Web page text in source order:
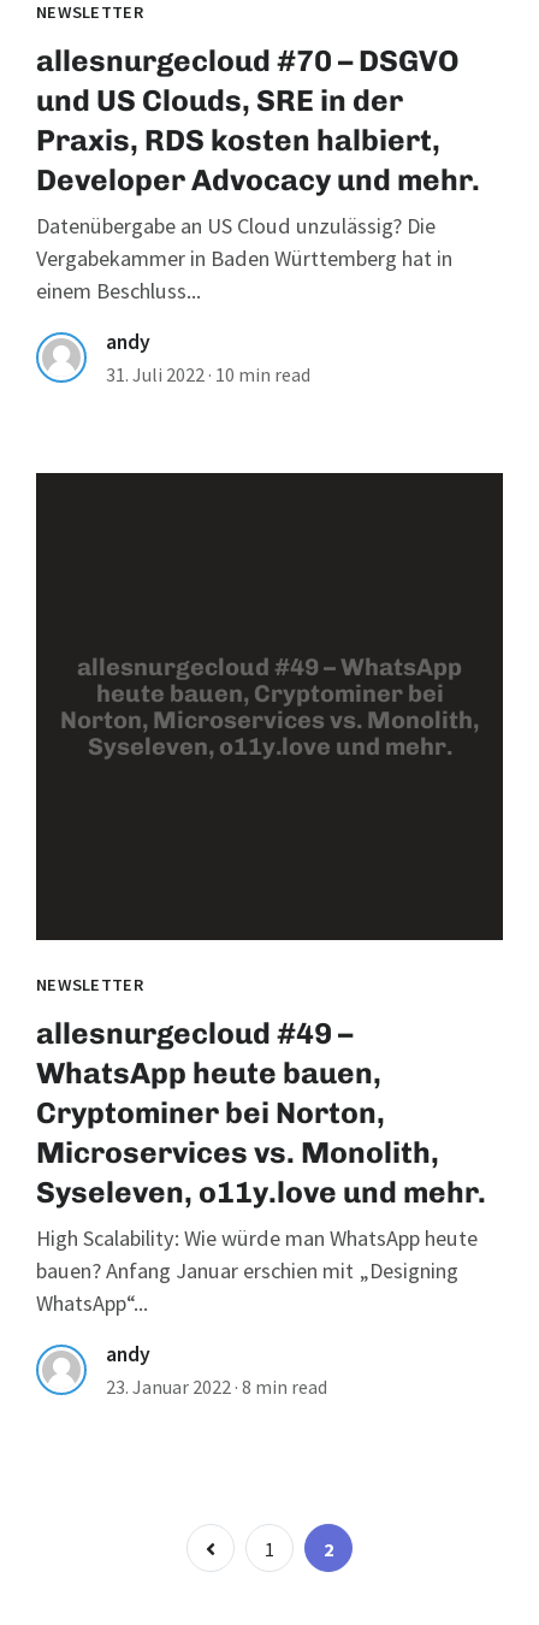
NEWSLETTER
allesnurgecloud #70 – DSGVO
und US Clouds, SRE in der
Praxis, RDS kosten halbiert,
Developer Advocacy und mehr.
Datenübergabe an US Cloud unzulässig? Die
Vergabekammer in Baden Württemberg hat in
einem Beschluss...
andy
31. Juli 2022 · 10 min read
allesnurgecloud #49 – WhatsApp
heute bauen, Cryptominer bei
Norton, Microservices vs. Monolith,
Syseleven, o11y.love und mehr.
NEWSLETTER
allesnurgecloud #49 –
WhatsApp heute bauen,
Cryptominer bei Norton,
Microservices vs. Monolith,
Syseleven, o11y.love und mehr.
High Scalability: Wie würde man WhatsApp heute
bauen? Anfang Januar erschien mit „Designing
WhatsApp“...
andy
23. Januar 2022 · 8 min read
Page
1 Page
2